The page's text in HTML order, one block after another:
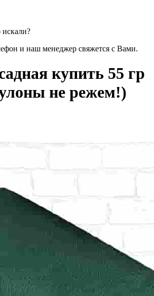
и наш менеджер свяжется с Вами.
купить 55 гр
не режем!)